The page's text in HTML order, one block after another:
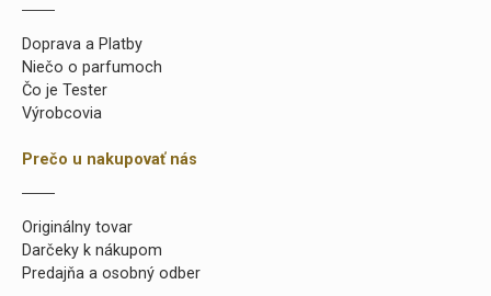
Doprava a Platby
Niečo o parfumoch
Čo je Tester
Výrobcovia
Prečo u nakupovať nás
Originálny tovar
Darčeky k nákupom
Predajňa a osobný odber